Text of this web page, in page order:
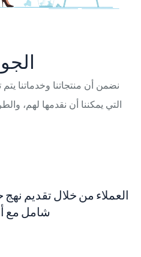
نضمن أن منتجاتنا وخدماتنا يتم
التي يمكننا أن نقدمها لهم،
شامل مع